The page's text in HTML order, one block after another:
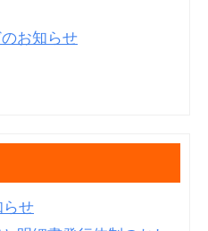
お知らせ
らせ